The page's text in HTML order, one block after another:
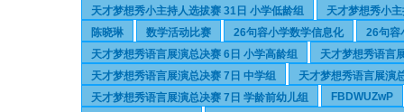
天才梦想秀小主持人选拔赛 31日 小学低龄组
天才梦想秀小
陈晓琳
数学活动比赛 26句容小学数学信息化
26句容
天才梦想秀语言展演总决赛 6日 小学高龄组
天才梦想秀语言
天才梦想秀语言展演总决赛 7日 中学组
天才梦想秀语言展演
天才梦想秀语言展演总决赛 7日 学龄前幼儿组
FBDWUZwP